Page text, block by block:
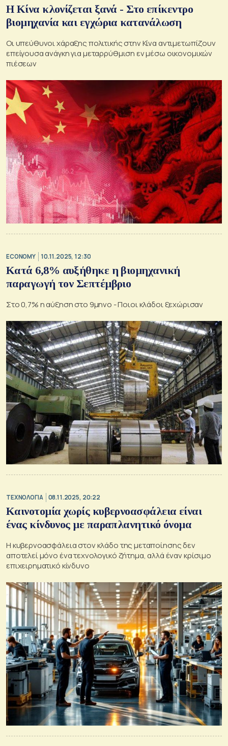
Η Κίνα κλονίζεται ξανά - Στο επίκεντρο
βιομηχανία και εγχώρια κατανάλωση
Οι υπεύθυνοι χάραξης πολιτικής στην Κίνα αντιμετωπίζουν
επείγουσα ανάγκη για μεταρρύθμιση εν μέσω οικονομικών
πιέσεων
ECONOMY 10.11.2025, 12:30
Κατά 6,8% αυξήθηκε η βιομηχανική
παραγωγή τον Σεπτέμβριο
Στο 0,7% η αύξηση στο 9μηνο - Ποιοι κλάδοι ξεχώρισαν
ΤΕΧΝΟΛΟΓΙΑ 08.11.2025, 20:22
Καινοτομία χωρίς κυβερνοασφάλεια είναι
ένας κίνδυνος με παραπλανητικό όνομα
Η κυβερνοασφάλεια στον κλάδο της μεταποίησης δεν
αποτελεί μόνο ένα τεχνολογικό ζήτημα, αλλά έναν κρίσιμο
επιχειρηματικό κίνδυνο